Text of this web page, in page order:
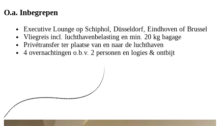
O.a. Inbegrepen
Executive Lounge op Schiphol, Düsseldorf, Eindhoven of Brussel
Vliegreis incl. luchthavenbelasting en min. 20 kg bagage
Privétransfer ter plaatse van en naar de luchthaven
4 overnachtingen o.b.v. 2 personen en logies & ontbijt